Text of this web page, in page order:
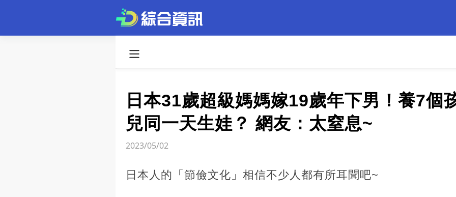
日本31歲超級媽媽嫁19歲年下男！養7個
兒同一天生娃？ 網友：太窒息~
2023/05/02
日本人的「節儉文化」相信不少人都有所耳聞吧~